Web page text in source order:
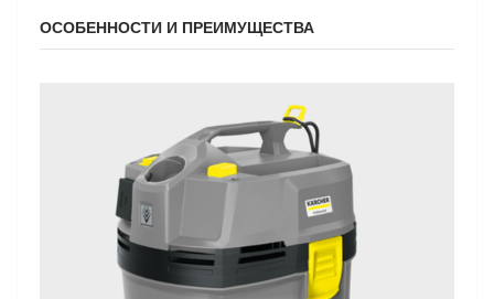
ОСОБЕННОСТИ И ПРЕИМУЩЕСТВА